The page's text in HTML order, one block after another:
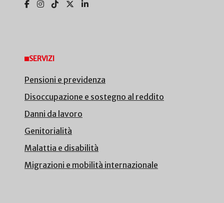
SERVIZI
Pensioni e previdenza
Disoccupazione e sostegno al reddito
Danni da lavoro
Genitorialità
Malattia e disabilità
Migrazioni e mobilità internazionale